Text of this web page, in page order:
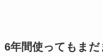
6年間使ってもま